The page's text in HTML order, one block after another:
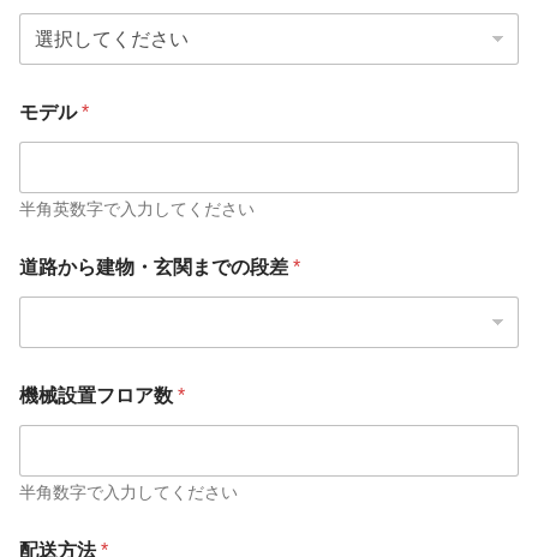
モデル*
半角英数字で入力してください
道路から建物・玄関までの段差 *
機械設置フロア数 *
半角数字で入力してください
配送方法*